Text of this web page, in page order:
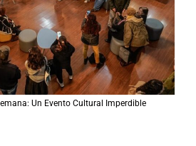
Un Evento Cultural Imperdible